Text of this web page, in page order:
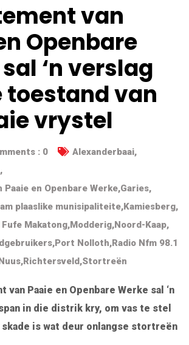
van
Openbare
‘n verslag
toestand van
vrystel
: 0 Alexanderbaai,
,
en Openbare Werke,Garies,
plaaslike munisipaliteite,Kamiesberg,
Fufe Makatong,Modderig,Noord-Kaap,
,Port Nolloth,Radio Nfm 98.1
,Richtersveld,Stortreën
van Paaie en Openbare Werke sal ‘n
in die distrik kry, om vas te stel
skade is wat deur onlangse stortreën